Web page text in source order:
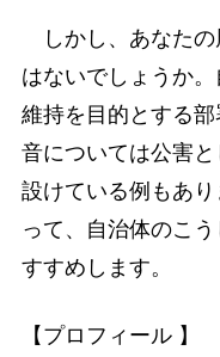
しかし、あなたの
はないでしょうか
維持を目的とする
音については公害
設けている例もあ
って、自治体のこ
すすめします。
【プロフィール 】